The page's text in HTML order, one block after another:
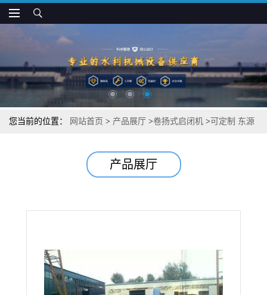
您当前的位置： 网站首页 > 产品展厅 >卷扬式启闭机 > 可定制 东源
产品展厅